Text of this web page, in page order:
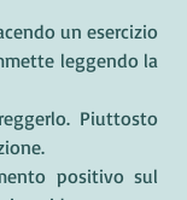
un esercizio
leggendo la
Piuttosto
positivo sul